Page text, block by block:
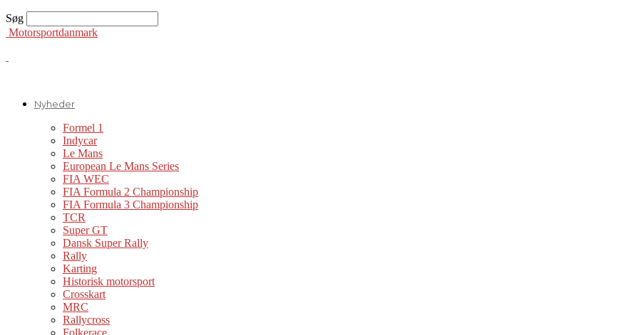
Søg
Motorsportdanmark
Nyheder
Formel 1
Indycar
Le Mans
European Le Mans Series
FIA WEC
FIA Formula 2 Championship
FIA Formula 3 Championship
TCR
Super GT
Dansk Super Rally
Rally
Karting
Historisk motorsport
Crosskart
MRC
Rallycross
Folkerace